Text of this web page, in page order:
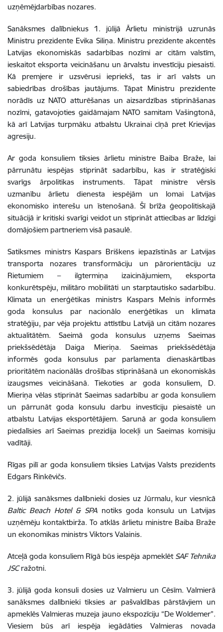
uzņēmējdarbības nozares.
Sanāksmes dalībniekus 1. jūlijā Ārlietu ministrijā uzrunās
Ministru prezidente Evika Siliņa. Ministru prezidente akcentēs
Latvijas ekonomiskās sadarbības nozīmi ar citām valstīm,
ieskaitot eksporta veicināšanu un ārvalstu investīciju piesaisti.
Kā premjere ir uzsvērusi iepriekš, tas ir arī valsts un
sabiedrības drošības jautājums. Tāpat Ministru prezidente
norādīs uz NATO atturēšanas un aizsardzības stiprināšanas
nozīmi, gatavojoties gaidāmajam NATO samitam Vašingtonā,
kā arī Latvijas turpmāku atbalstu Ukrainai cīņā pret Krievijas
agresiju.
Ar goda konsuliem tiksies ārlietu ministre Baiba Braže, lai
pārrunātu iespējas stiprināt sadarbību, kas ir stratēģiski
svarīgs ārpolitikas instruments. Tāpat ministre vērsīs
uzmanību ārlietu dienesta iespējām un lomai Latvijas
ekonomisko interešu un īstenošanā. Šī brīža ģeopolitiskajā
situācijā ir kritiski svarīgi veidot un stiprināt attiecības ar līdzīgi
domājošiem partneriem visā pasaulē.
Satiksmes ministrs Kaspars Briškens iepazīstinās ar Latvijas
transporta nozares transformāciju un pārorientāciju uz
Rietumiem –ilgtermiņa izaicinājumiem, eksporta
konkurētspēju, militāro mobilitāti un starptautisko sadarbību.
Klimata un enerģētikas ministrs Kaspars Melnis informēs
goda konsulus par nacionālo enerģētikas un klimata
stratēģiju, par vēja projektu attīstību Latvijā un citām nozares
aktualitātēm. Saeimā goda konsulus uzņems Saeimas
priekšsēdētāja Daiga Mieriņa. Saeimas priekšsēdētāja
informēs goda konsulus par parlamenta dienaskārtības
prioritātēm nacionālās drošības stiprināšanā un ekonomiskās
izaugsmes veicināšanā. Tiekoties ar goda konsuliem, D.
Mieriņa vēlas stiprināt Saeimas sadarbību ar goda konsuliem
un pārrunāt goda konsulu darbu investīciju piesaistē un
atbalstu Latvijas eksportētājiem. Sarunā ar goda konsuliem
piedalīsies arī Saeimas prezidija locekļi un Saeimas komisiju
vadītāji.
Rīgas pilī ar goda konsuliem tiksies Latvijas Valsts prezidents
Edgars Rinkēvičs.
2. jūlijā sanāksmes dalībnieki dosies uz Jūrmalu, kur viesnīcā
Baltic Beach Hotel & SPA notiks goda konsulu un Latvijas
uzņēmēju kontaktbirža. To atklās ārlietu ministre Baiba Braže
un ekonomikas ministrs Viktors Valainis.
Atceļā goda konsuliem Rīgā būs iespēja apmeklēt SAF Tehnika
JSCražotni.
3. jūlijā goda konsuli dosies uz Valmieru un Cēsīm. Valmierā
sanāksmes dalībnieki tiksies ar pašvaldības pārstāvjiem un
apmeklēs Valmieras muzeja jauno ekspozīciju “De Woldemer”.
Viesiem būs arī iespēja iegādāties Valmieras novada